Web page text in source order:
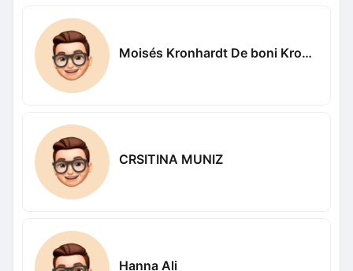
Moisés Kronhardt De boni Kronhardt
CRSITINA MUNIZ
Hanna Ali